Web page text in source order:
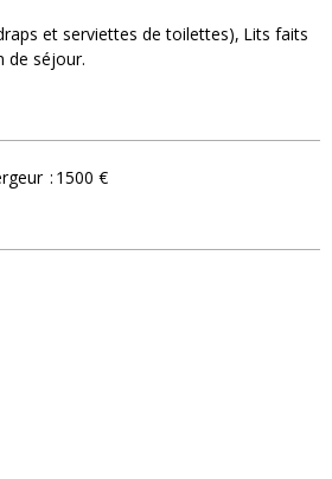
et serviettes de toilettes) Lits faits
de séjour
1500 €